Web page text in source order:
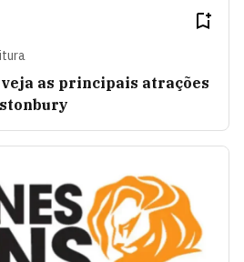
veja as principais atrações